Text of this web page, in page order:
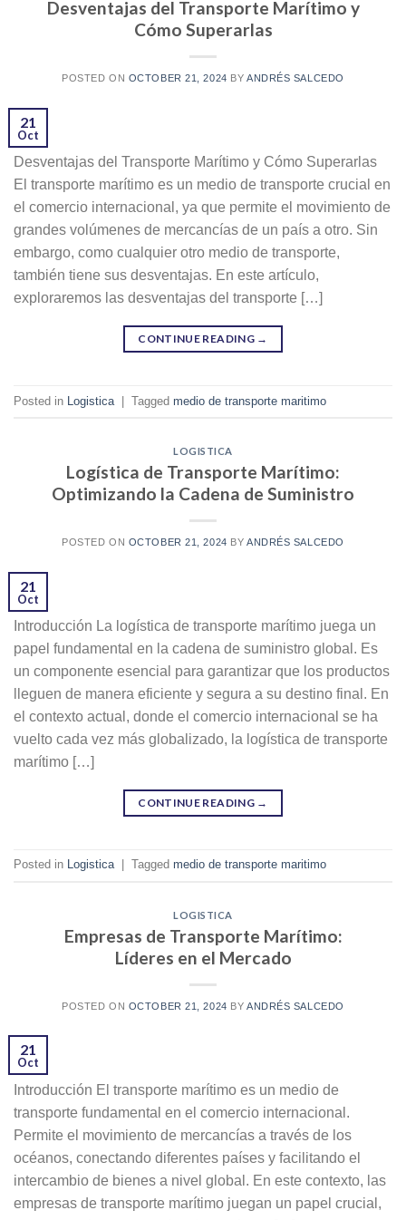
Desventajas del Transporte Marítimo y
Cómo Superarlas
POSTED ON OCTOBER 21, 2024 BY ANDRÉS SALCEDO
21
Oct
Desventajas del Transporte Marítimo y Cómo Superarlas
El transporte marítimo es un medio de transporte crucial en
el comercio internacional, ya que permite el movimiento de
grandes volúmenes de mercancías de un país a otro. Sin
embargo, como cualquier otro medio de transporte,
también tiene sus desventajas. En este artículo,
exploraremos las desventajas del transporte […]
CONTINUE READING →
Posted in Logistica Tagged medio de transporte maritimo
LOGISTICA
Logística de Transporte Marítimo:
Optimizando la Cadena de Suministro
POSTED ON OCTOBER 21, 2024 BY ANDRÉS SALCEDO
21
Oct
Introducción La logística de transporte marítimo juega un
papel fundamental en la cadena de suministro global. Es
un componente esencial para garantizar que los productos
lleguen de manera eficiente y segura a su destino final. En
el contexto actual, donde el comercio internacional se ha
vuelto cada vez más globalizado, la logística de transporte
marítimo […]
CONTINUE READING →
Posted in Logistica Tagged medio de transporte maritimo
LOGISTICA
Empresas de Transporte Marítimo:
Líderes en el Mercado
POSTED ON OCTOBER 21, 2024 BY ANDRÉS SALCEDO
21
Oct
Introducción El transporte marítimo es un medio de
transporte fundamental en el comercio internacional.
Permite el movimiento de mercancías a través de los
océanos, conectando diferentes países y facilitando el
intercambio de bienes a nivel global. En este contexto, las
empresas de transporte marítimo juegan un papel crucial,